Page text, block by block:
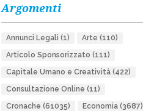
Argomenti
Annunci Legali (1) Arte (110)
Articolo Sponsorizzato (111)
Capitale Umano e Creatività(422)
Consultazione Online (11)
Cronache (61035) Economia(3687)